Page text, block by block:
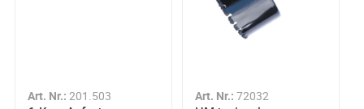
Art. Nr.: 201.503 Art. Nr.: 72032